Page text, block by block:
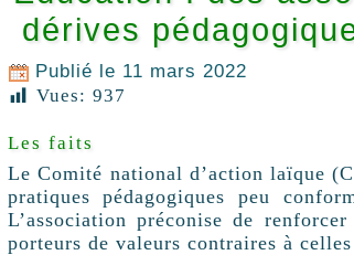
dérives
Publié le 11 mars 2022
Vues: 937
Les faits
Le Comité national d’action laïque
pratiques pédagogiques peu
L’association préconise de
porteurs de valeurs contraires à